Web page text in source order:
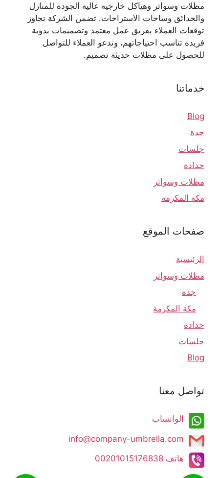
مظلات وسواتر وهياكل خارجية عالية الجودة للمنازل
والحدائق وساحات الاستراحات. تضمن الشركة تجاوز
توقعات العملاء بفريق عمل معتمد وتصميمات يدوية
فريدة تناسب احتياجاتهم، وتدعو العملاء للتواصل
للحصول على مظلات حديثة تصميم.
خدماتنا
Blog
جدة
جلسات
حدادة
مظلات وسواتر
مكة المكرمة
صفحات الموقع
الرئيسية
مظلات وسواتر
جدة
مكة المكرمة
حدادة
جلسات
Blog
تواصل معنا
الواتساب
info@company-umbrella.com​​​​
هاتف 00201015176838​